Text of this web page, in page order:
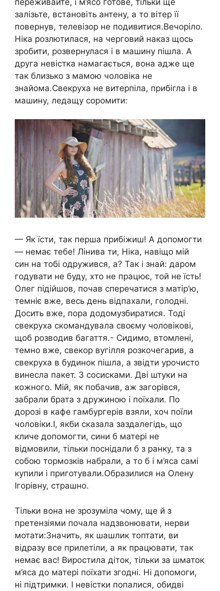
залізьте, встановіть антену, а то вітер її
повернув, телевізор не подивитися.Вечоріло.
Ніка розлютилася, на черговий наказ щось
зробити, розвернулася і в машину пішла. А
друга невістка намагається, вона адже ще
так близько з мамою чоловіка не
знайома.Свекруха не витерпіла, прибігла і в
машину, ледащу соромити:
— Як їсти, так перша прибіжиш! А допомогти
— немає тебе! Лінива ти, Ніка, навіщо мій
син на тобі одружився, а? Так і знай: даром
годувати не буду, хто не працює, той не їсть!
Олег підійшов, почав сперечатися з матір’ю,
темніє вже, весь день відпахали, голодні.
Досить вже, пора додомузбиратися. Тоді
свекруха скомандувала своєму чоловікові,
щоб розводив багаття.- Сидимо, втомлені,
темно вже, свекор вугілля розкочегарив, а
свекруха в будинок пішла, а звідти урочисто
винесла пакет. З сосисками. Дві штуки на
кожного. Мій, як побачив, аж загорівся,
забрали брата з дружиною і поїхали. По
дорозі в кафе гамбургерів взяли, хоч поїли
чоловіки.І, якби сказала заздалегідь, що
кличе допомогти, сини б матері не
відмовили, тільки поснідали б з ранку, та з
собою тормозків набрали, а то б і м’яса самі
купили і приготували.Образилися на Олену
Ігорівну, страшно.
Тільки вона не зрозуміла чому, ще й з
претензіями почала надзвонювати, нерви
мотати:Значить, як шашлик топтати, ви
відразу все прилетіли, а як працювати, так
немає вас! Виростила діток, тільки за шматок
м’яса до матері поїхати згодні. Ні допомоги,
ні підтримки. І невістки попалися, обидві